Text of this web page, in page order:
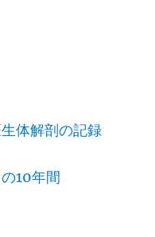
体解剖の記録
10年間